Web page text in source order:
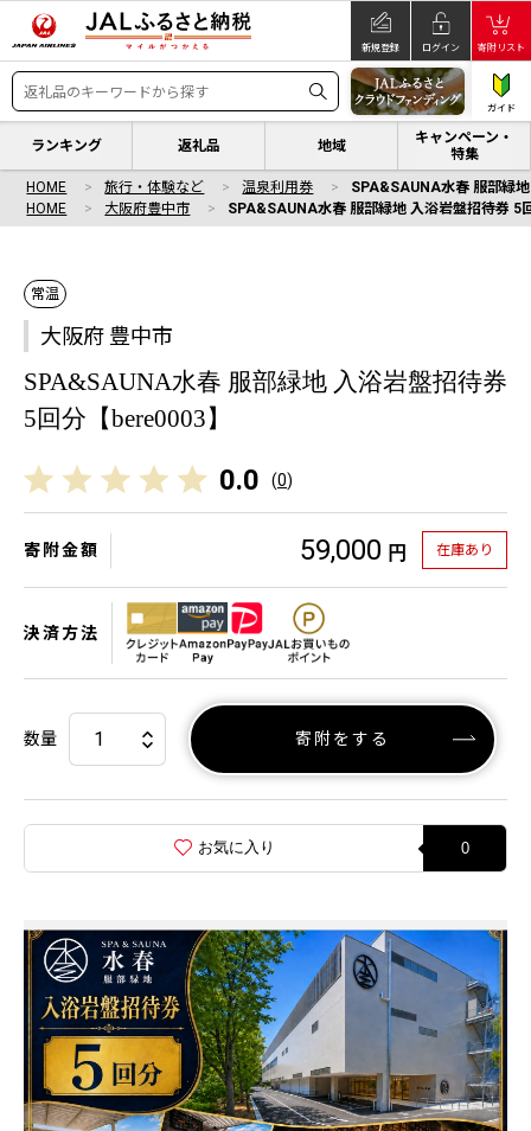
新規登録 ログイン 寄附リスト
ガイド
ランキング 返礼品 地域
キャンペーン・
特集
HOME 旅行・体験など 温泉利用券
SPA&SAUNA水春 服部緑
HOME
大阪府豊中市 SPA&SAUNA水春 服部緑地 入浴岩盤招待券
常温
大阪府 豊中市
SPA&SAUNA水春 服部緑地 入浴岩盤招待券
5回分【bere0003】
0.0 (0)
寄附金額 59,000 円 在庫あり
決済方法
数量 寄附をする
お気に入り 0